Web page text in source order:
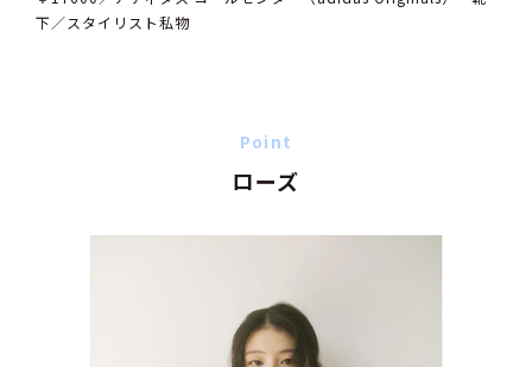
下／スタイリスト私物
Point
ローズ